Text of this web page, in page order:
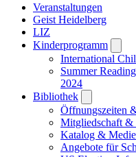
Veranstaltungen
Geist Heidelberg
LIZ
Kinderprogramm
International
Summer
2024
Bibliothek
submenu
Öffnungszeiten
Mitgliedschaft &
Katalog &
Angebote für